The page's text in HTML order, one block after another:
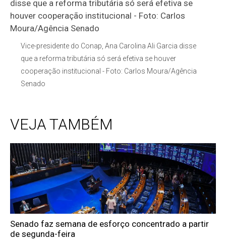
Vice-presidente do Conap, Ana Carolina Ali Garcia disse
que a reforma tributária só será efetiva se houver
cooperação institucional - Foto: Carlos Moura/Agência
Senado
VEJA TAMBÉM
Senado faz semana de esforço concentrado a partir
de segunda-feira